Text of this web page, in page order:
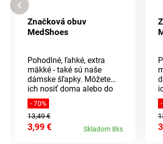
Značková obuv
MedShoes
Pohodlné, ľahké, extra
mäkké - také sú naše
dámske šľapky. Môžete
ich nosiť doma alebo do
nich jednoducho vkĺznete
a vyjdete na záhradu.
Majú skvelé odvetrávanie
a ľahko sa obúvajú,
- 70%
13,49 €
3,99 € Skladom 8ks